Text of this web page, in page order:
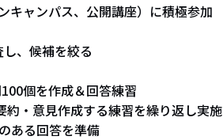
キャンパス、公開講座）に積極参加
、候補を絞る
個を作成＆回答練習
・意見作成する練習を繰り返し実施
ある回答を準備